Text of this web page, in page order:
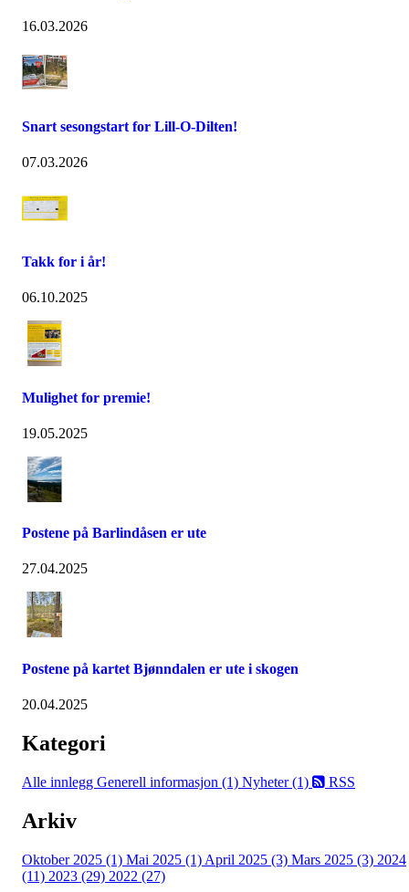
16.03.2026
Snart sesongstart for Lill-O-Dilten!
07.03.2026
Takk for i år!
06.10.2025
Mulighet for premie!
19.05.2025
Postene på Barlindåsen er ute
27.04.2025
Postene på kartet Bjønndalen er ute i skogen
20.04.2025
Kategori
Alle innlegg Generell informasjon (1) Nyheter (1) RSS
Arkiv
Oktober 2025 (1) Mai 2025 (1) April 2025 (3) Mars 2025 (3) 2024
(11) 2023 (29) 2022 (27)